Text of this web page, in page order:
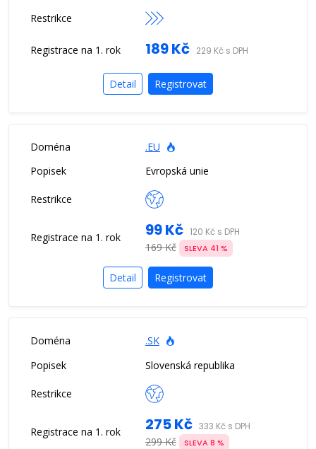
189 Kč 229 Kč s DPH
Detail Registrovat
.EU
Evropská unie
99 Kč 120 Kč s DPH
169 Kč SLEVA 41 %
Detail Registrovat
.SK
Slovenská republika
275 Kč 333 Kč s DPH
299 Kč SLEVA 8 %